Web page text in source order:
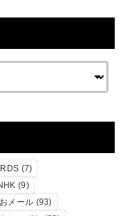
(7)
(9)
おメール (93)